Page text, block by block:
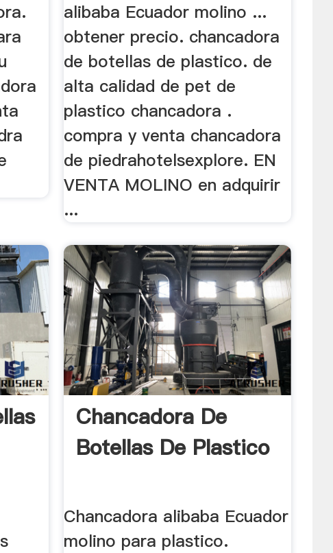
alibaba Ecuador molino ...
obtener precio. chancadora
de botellas de plastico. de
alta calidad de pet de
plastico chancadora .
compra y venta chancadora
de piedrahotelsexplore. EN
VENTA MOLINO en adquirir
...
Chancadora De
Botellas De Plastico
Chancadora alibaba Ecuador
molino para plastico.